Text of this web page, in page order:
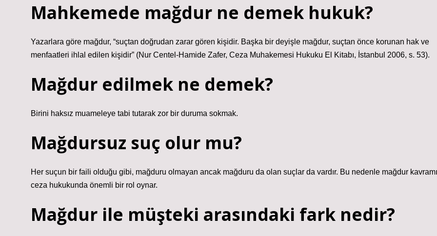
Mahkemede mağdur ne demek hukuk?
Yazarlara göre mağdur, “suçtan doğrudan zarar gören kişidir. Başka bir deyişle mağdur, suçtan önce korunan hak ve
menfaatleri ihlal edilen kişidir” (Nur Centel-Hamide Zafer, Ceza Muhakemesi Hukuku El Kitabı, İstanbul 2006, s. 53).
Mağdur edilmek ne demek?
Birini haksız muameleye tabi tutarak zor bir duruma sokmak.
Mağdursuz suç olur mu?
Her suçun bir faili olduğu gibi, mağduru olmayan ancak mağduru da olan suçlar da vardır. Bu nedenle mağdur kavramı
ceza hukukunda önemli bir rol oynar.
Mağdur ile müşteki arasındaki fark nedir?